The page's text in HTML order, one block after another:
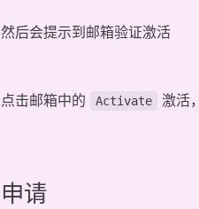
然后会提示到邮箱验证激活
点击邮箱中的 Activate 激活
申请